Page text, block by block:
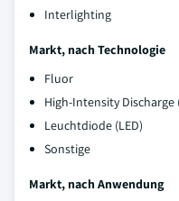
Interlighting
Markt, nach Technologie
Fluor
High-Intensity Discharge
Leuchtdiode (LED)
Sonstige
Markt, nach Anwendung